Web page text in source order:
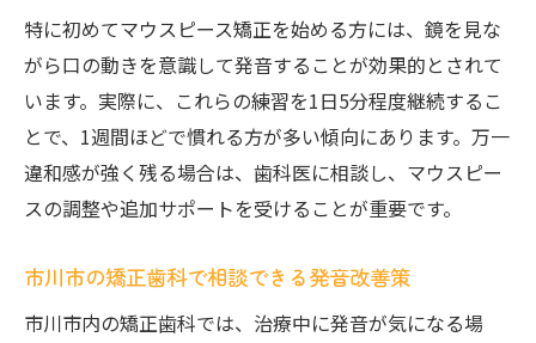
特に初めてマウスピース矯正を始める方には、鏡を見な
がら口の動きを意識して発音することが効果的とされて
います。実際に、これらの練習を1日5分程度継続するこ
とで、1週間ほどで慣れる方が多い傾向にあります。万一
違和感が強く残る場合は、歯科医に相談し、マウスピー
スの調整や追加サポートを受けることが重要です。
市川市の矯正歯科で相談できる発音改善策
市川市内の矯正歯科では、治療中に発音が気になる場